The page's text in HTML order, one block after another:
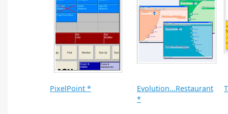
PixelPoint *
Evolution...Restaurant
*